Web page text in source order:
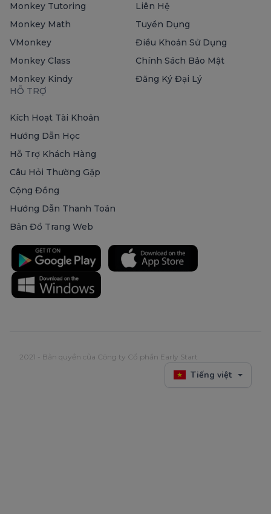
Monkey Tutoring
Monkey Math
VMonkey
Monkey Class
Monkey Kindy
Liên Hệ
Tuyển Dụng
Điều Khoản Sử Dụng
Chính Sách Bảo Mật
Đăng Ký Đại Lý
HỖ TRỢ
Kích Hoạt Tài Khoản
Hướng Dẫn Học
Hỗ Trợ Khách Hàng
Câu Hỏi Thường Gặp
Cộng Đồng
Hướng Dẫn Thanh Toán
Bản Đồ Trang Web
2021 - Bản quyền của Công ty Cổ phần Early Start
Tiếng việt